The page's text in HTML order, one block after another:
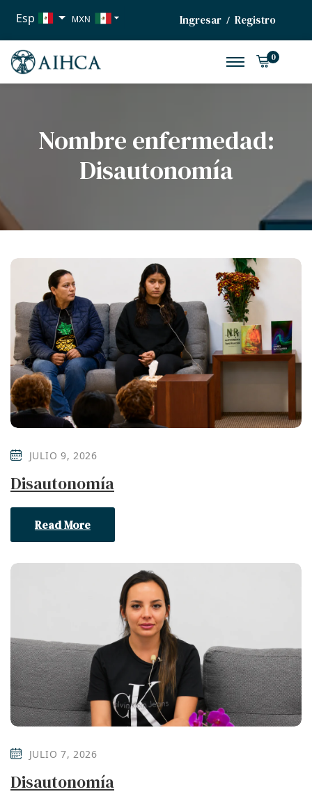
Esp MXN
EUR
Ingresar / Registro
0
Nombre enfermedad:
Disautonomía
JULIO 9, 2026
Disautonomía
Read More
JULIO 7, 2026
Disautonomía